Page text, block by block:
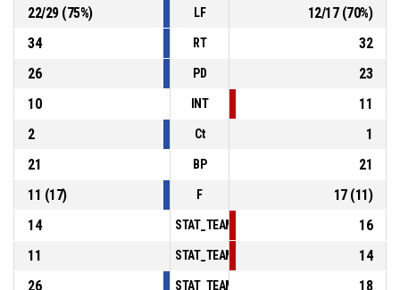
22/29(75%) LF 12/17(70%)
34
RT
32
26
PD
23
10
INT
11
2
Ct
1
21
BP
21
11 (17) F 17(11)
14
16
11
14
26
18